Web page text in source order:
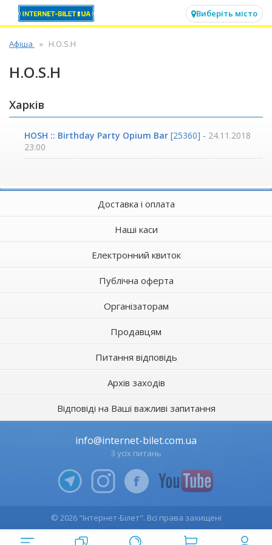
Виберіть місто
Афіша H.O.S.H
H.O.S.H
Харків
HOSH :: Birthday Party Opium Bar [25360] - 24.11.2018
23:00
Доставка і оплата
Наші каси
Електронний квиток
Публічна оферта
Організаторам
Продавцям
Питання відповідь
Архів заходів
Відповіді на Ваші важливі запитання
info@internet-bilet.com.ua
З усіх питань
© 2026 "Інтернет-Білет". Всі права захищені